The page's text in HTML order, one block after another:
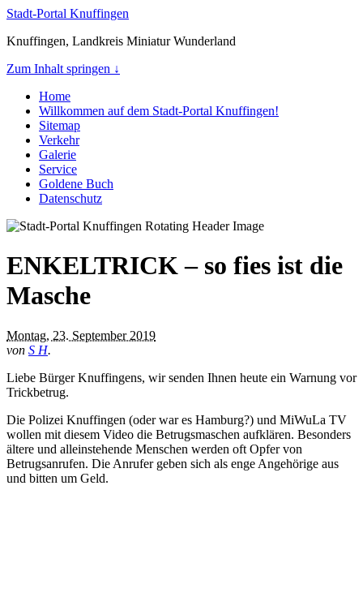
Stadt-Portal Knuffingen
Knuffingen, Landkreis Miniatur Wunderland
Zum Inhalt springen ↓
Home
Willkommen auf dem Stadt-Portal Knuffingen!
Sitemap
Verkehr
Galerie
Service
Goldene Buch
Datenschutz
ENKELTRICK – so fies ist die
Masche
Montag, 23. September 2019
von S H.
Liebe Bürger Knuffingens, wir senden Ihnen heute ein Warnung vor
Trickbetrug.
Die Polizei Knuffingen (oder war es Hamburg?) und MiWuLa TV
wollen mit diesem Video die Betrugsmaschen aufklären. Besonders
ältere und alleinstehende Menschen werden oft Opfer von
Betrugsanrufen. Die Anrufer geben sich als enge Angehörige aus
und bitten um Geld.